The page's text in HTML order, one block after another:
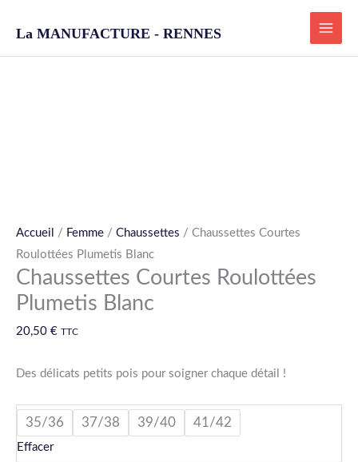
contenu
La MANUFACTURE - RENNES
Accueil / Femme / Chaussettes / Chaussettes Courtes
Roulottées Plumetis Blanc
Chaussettes Courtes Roulottées
Plumetis Blanc
20,50 € TTC
Des délicats petits pois pour soigner chaque détail !
35/36 37/38 39/40 41/42
Effacer